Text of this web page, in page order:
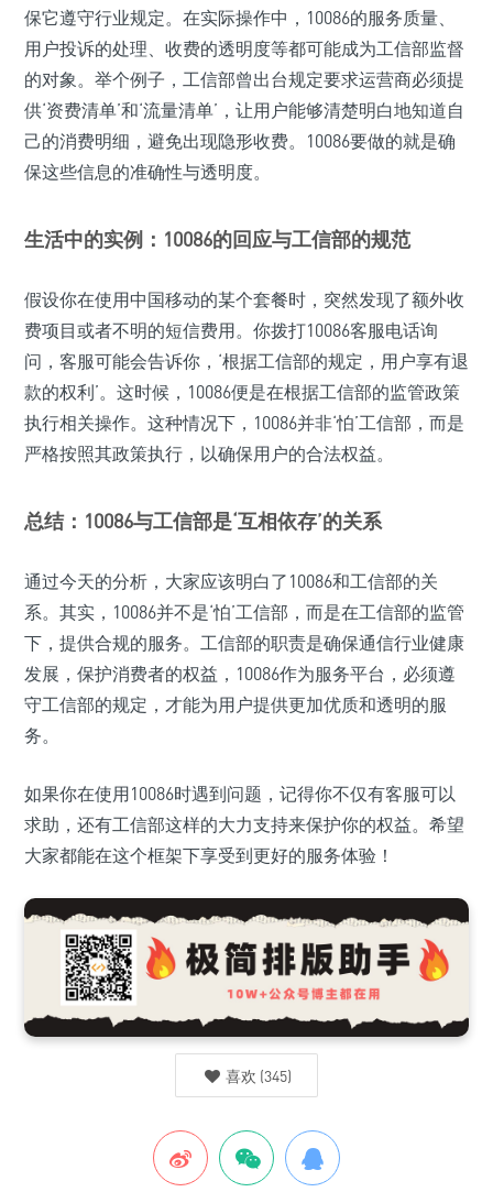
保它遵守行业规定。在实际操作中，10086的服务质量、
用户投诉的处理、收费的透明度等都可能成为工信部监督
的对象。举个例子，工信部曾出台规定要求运营商必须提
供‘资费清单’和‘流量清单’，让用户能够清楚明白地知道自
己的消费明细，避免出现隐形收费。10086要做的就是确
保这些信息的准确性与透明度。
生活中的实例：10086的回应与工信部的规范
假设你在使用中国移动的某个套餐时，突然发现了额外收
费项目或者不明的短信费用。你拨打10086客服电话询
问，客服可能会告诉你，‘根据工信部的规定，用户享有退
款的权利’。这时候，10086便是在根据工信部的监管政策
执行相关操作。这种情况下，10086并非‘怕’工信部，而是
严格按照其政策执行，以确保用户的合法权益。
总结：10086与工信部是‘互相依存’的关系
通过今天的分析，大家应该明白了10086和工信部的关
系。其实，10086并不是‘怕’工信部，而是在工信部的监管
下，提供合规的服务。工信部的职责是确保通信行业健康
发展，保护消费者的权益，10086作为服务平台，必须遵
守工信部的规定，才能为用户提供更加优质和透明的服
务。
如果你在使用10086时遇到问题，记得你不仅有客服可以
求助，还有工信部这样的大力支持来保护你的权益。希望
大家都能在这个框架下享受到更好的服务体验！
喜欢 (345)